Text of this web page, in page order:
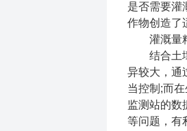
是否需要灌
作物创造了
灌溉量
结合土壤
异较大，通
当控制;而
监测站的数
等问题，有